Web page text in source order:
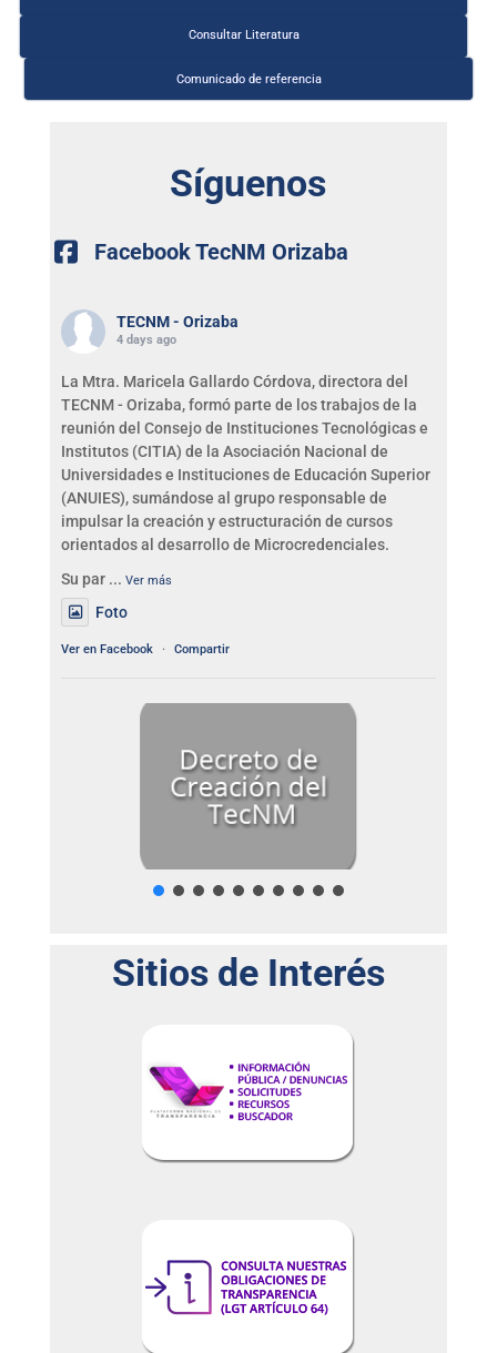
Consultar Literatura
Comunicado de referencia
Síguenos
Facebook TecNM Orizaba
TECNM - Orizaba
4 days ago
La Mtra. Maricela Gallardo Córdova, directora del
TECNM - Orizaba, formó parte de los trabajos de la
reunión del Consejo de Instituciones Tecnológicas e
Institutos (CITIA) de la Asociación Nacional de
Universidades e Instituciones de Educación Superior
(ANUIES), sumándose al grupo responsable de
impulsar la creación y estructuración de cursos
orientados al desarrollo de Microcredenciales.
Su par ... Ver más
Foto
Ver en Facebook · Compartir
TECNM - Orizaba
📢AVISO URGENTE
🦉#OrgulloBúho
de Ingeniería en Sistemas Computacionales del
, fue seleccionada para realizar sus
prácticas profesionales a través del programa
InternShip deHutchison Ports TNG
industriales en el Puerto de Veracruz.
· Compartir
Sitios de Interés